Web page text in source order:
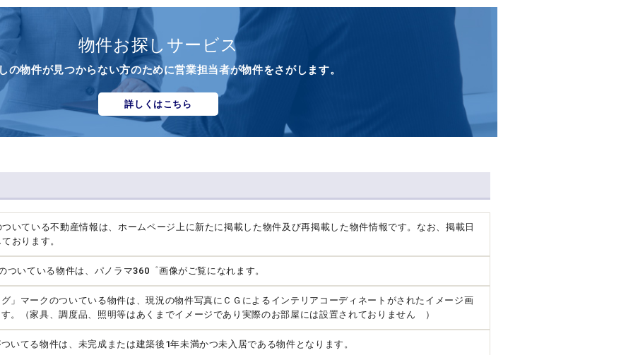
物件お探しサービス
の物件が見つからない方のために営業担当者が物件をさがします。
詳しくはこちら
ついている不動産情報は、ホームページ上に新たに掲載した物件及び再掲載した物件情報です。なお、掲載日
おります。
ついている物件は、パノラマ360゜画像がご覧になれます。
」マークのついている物件は、現況の物件写真にＣＧによるインテリアコーディネートがされたイメージ画
。（家具、調度品、照明等はあくまでイメージであり実際のお部屋には設置されておりません ）
いてる物件は、未完成または建築後1年未満かつ未入居である物件となります。